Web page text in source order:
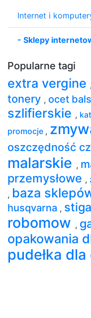
Internet i
- Sklepy
Popularne tagi
extra vergine ,
tonery , ocet
szlifierskie ,
promocje ,
oszczędność
malarskie ,
przemysłowe ,
, baza
husqvarna , stiga
robomow ,
opakowania
pudełka